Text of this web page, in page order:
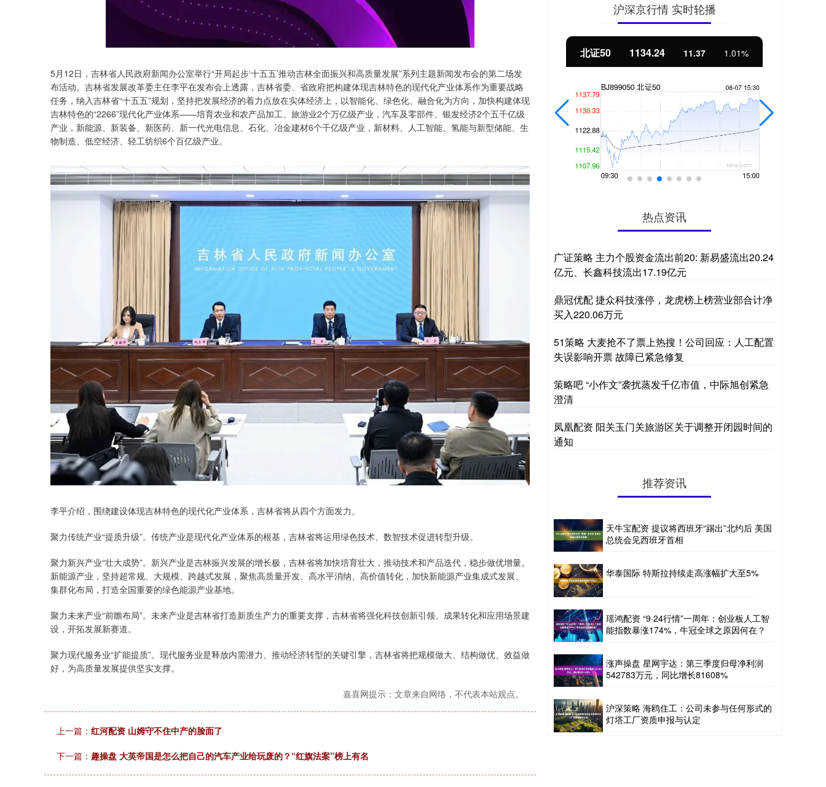
5月12日，吉林省人民政府新闻办公室举行“开局起步‘十五五’推动吉林全面振兴和高质量发展”系列主题新闻发布会的第二场发
布活动。吉林省发展改革委主任李平在发布会上透露，吉林省委、省政府把构建体现吉林特色的现代化产业体系作为重要战略
任务，纳入吉林省“十五五”规划，坚持把发展经济的着力点放在实体经济上，以智能化、绿色化、融合化为方向，加快构建体现
吉林特色的“2266”现代化产业体系——培育农业和农产品加工、旅游业2个万亿级产业，汽车及零部件、银发经济2个五千亿级
产业，新能源、新装备、新医药、新一代光电信息、石化、冶金建材6个千亿级产业，新材料、人工智能、氢能与新型储能、生
物制造、低空经济、轻工纺织6个百亿级产业。
李平介绍，围绕建设体现吉林特色的现代化产业体系，吉林省将从四个方面发力。
聚力传统产业“提质升级”。传统产业是现代化产业体系的根基，吉林省将运用绿色技术、数智技术促进转型升级。
聚力新兴产业“壮大成势”。新兴产业是吉林振兴发展的增长极，吉林省将加快培育壮大，推动技术和产品迭代，稳步做优增量。
新能源产业，坚持超常规、大规模、跨越式发展，聚焦高质量开发、高水平消纳、高价值转化，加快新能源产业集成式发展、
集群化布局，打造全国重要的绿色能源产业基地。
聚力未来产业“前瞻布局”。未来产业是吉林省打造新质生产力的重要支撑，吉林省将强化科技创新引领、成果转化和应用场景建
设，开拓发展新赛道。
聚力现代服务业“扩能提质”。现代服务业是释放内需潜力、推动经济转型的关键引擎，吉林省将把规模做大、结构做优、效益做
好，为高质量发展提供坚实支撑。
嘉喜网提示：文章来自网络，不代表本站观点。
上一篇： 红河配资 山姆守不住中产的脸面了
下一篇： 趣操盘 大英帝国是怎么把自己的汽车产业给玩废的？“红旗法案”榜上有名
沪深京行情 实时轮播
深证成指 14311.01 沪深300 4694.44 北证50 1134.24 11.37 1.01%
热点资讯
广证策略 主力个股资金流出前20: 新易盛流出20.24
亿元、长鑫科技流出17.19亿元
鼎冠优配 捷众科技涨停，龙虎榜上榜营业部合计净
买入220.06万元
51策略 大麦抢不了票上热搜！公司回应：人工配置
失误影响开票 故障已紧急修复
策略吧 “小作文”袭扰蒸发千亿市值，中际旭创紧急
澄清
凤凰配资 阳关玉门关旅游区关于调整开闭园时间的
通知
推荐资讯
天牛宝配资 提议将西班牙“踢出”北约后 美国
总统会见西班牙首相
华泰国际 特斯拉持续走高涨幅扩大至5%
瑶鸿配资 “9·24行情”一周年：创业板人工智
能指数暴涨174%，牛冠全球之原因何在？
涨声操盘 星网宇达：第三季度归母净利润
542783万元，同比增长81608%
沪深策略 海鸥住工：公司未参与任何形式的
灯塔工厂资质申报与认定